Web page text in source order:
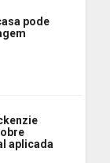
pode
aplicada